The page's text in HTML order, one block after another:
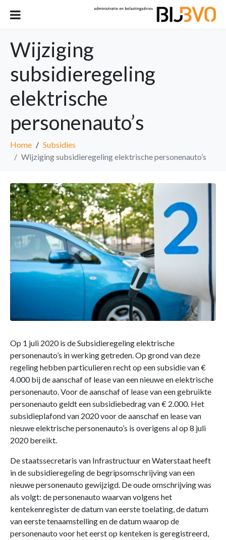
Wijziging
subsidieregeling
elektrische
personenauto’s
Home
Subsidies
Wijziging subsidieregeling elektrische personenauto’s
Op 1 juli 2020 is de Subsidieregeling elektrische
personenauto’s in werking getreden. Op grond van deze
regeling hebben particulieren recht op een subsidie van €
4.000 bij de aanschaf of lease van een nieuwe en elektrische
personenauto. Voor de aanschaf of lease van een gebruikte
personenauto geldt een subsidiebedrag van € 2.000. Het
subsidieplafond van 2020 voor de aanschaf en lease van
nieuwe elektrische personenauto’s is overigens al op 8 juli
2020 bereikt.
De staatssecretaris van Infrastructuur en Waterstaat heeft
in de subsidieregeling de begripsomschrijving van een
nieuwe personenauto gewijzigd. De oude omschrijving was
als volgt: de personenauto waarvan volgens het
kentekenregister de datum van eerste toelating, de datum
van eerste tenaamstelling en de datum waarop de
personenauto voor het eerst op kenteken is geregistreerd,